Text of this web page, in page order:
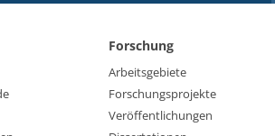
Forschung
Arbeitsgebiete
Forschungsprojekte
Veröffentlichungen